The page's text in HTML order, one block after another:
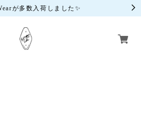
が多数入荷しました✨